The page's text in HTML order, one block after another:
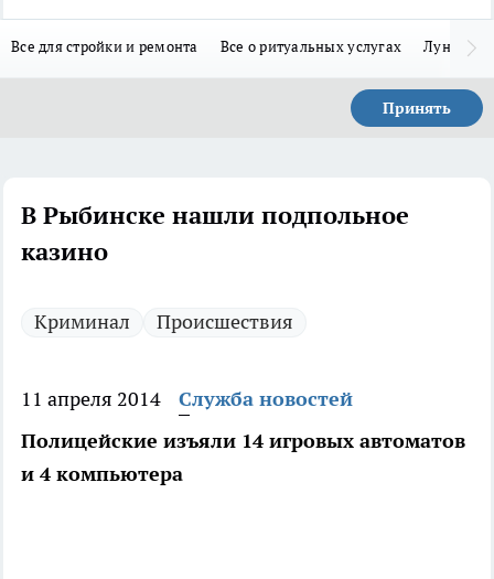
Все для стройки и ремонта Все о ритуальных услугах Лунно-
Принять
В Рыбинске нашли подпольное
казино
Криминал Происшествия
11 апреля 2014
Служба новостей
Полицейские изъяли 14 игровых автоматов
и 4 компьютера